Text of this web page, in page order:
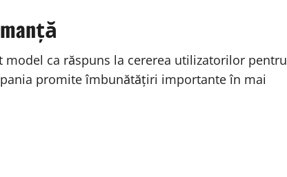
ca răspuns la cererea utilizatorilor pentru
promite îmbunătățiri importante în mai